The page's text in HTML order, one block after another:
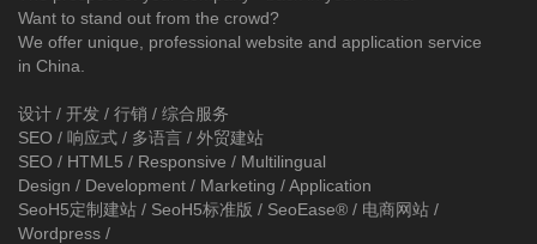
Want to stand out from the crowd?
We offer unique, professional website and application service
in China.
设计 / 开发 / 行销 / 综合服务
SEO / 响应式 / 多语言 / 外贸建站
SEO / HTML5 / Responsive / Multilingual
Design / Development / Marketing / Application
SeoH5定制建站 / SeoH5标准版 / SeoEase® / 电商网站 /
Wordpress /